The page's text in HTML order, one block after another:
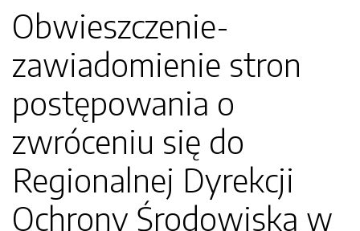
Obwieszczenie-
zawiadomienie stron
postępowania o
zwróceniu się do
Regionalnej Dyrekcji
Ochrony Środowiska w